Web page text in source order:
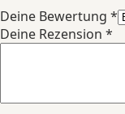
Deine Bewertung *
Deine Rezension *